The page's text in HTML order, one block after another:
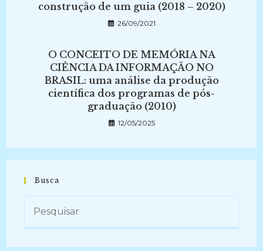
construção de um guia (2018 – 2020)
26/09/2021
O CONCEITO DE MEMÓRIA NA
CIÊNCIA DA INFORMAÇÃO NO
BRASIL: uma análise da produção
científica dos programas de pós-
graduação (2010)
12/05/2025
Busca